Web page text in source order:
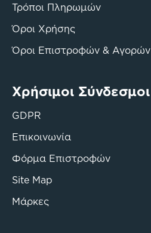
Τρόποι Πληρωμών
Όροι Χρήσης
Όροι Επιστροφών & Αγορών
Χρήσιμοι Σύνδεσμοι
GDPR
Επικοινωνία
Φόρμα Επιστροφών
Site Map
Μάρκες